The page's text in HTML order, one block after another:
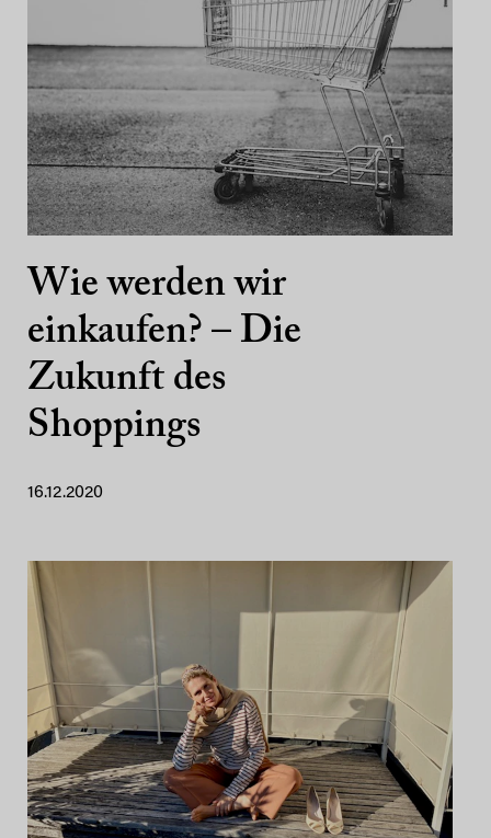
Wie werden wir
einkaufen? – Die
Zukunft des
Shoppings
16.12.2020